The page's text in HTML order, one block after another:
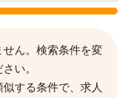
ん。検索条件を変
い。
する条件で、求人